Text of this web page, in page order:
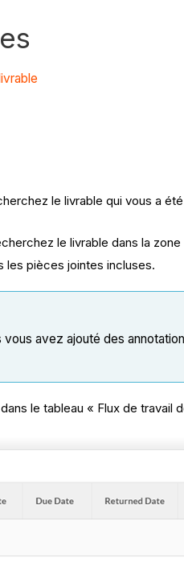
le livrable qui vous a
le livrable dans la zone
les pièces jointes incluses.
avez ajouté des
le tableau « Flux de travail